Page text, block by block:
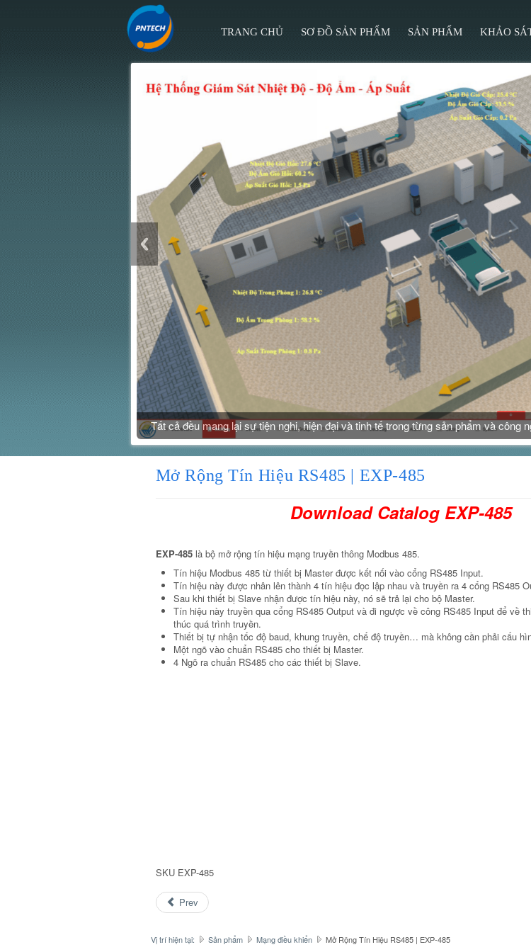
TRANG CHỦ SƠ ĐỒ SẢN PHẨM SẢN PHẨM KHẢO
Tất cả đều mang lại sự tiện nghi, hiện đại và tinh tế trong từng sản phẩm và công
Mở Rộng Tín Hiệu RS485 | EXP-485
Download Catalog EXP-485
EXP-485là bộ mở rộng tín hiệu mạng truyền thông Modbus 485.
Tín hiệu Modbus 485 từ thiết bị Master được kết nối vào cổng RS485 Input.
Tín hiệu này được nhân lên thành 4 tín hiệu đọc lập nhau và truyền ra 4 cổng RS485
Sau khi thiết bị Slave nhận được tín hiệu này, nó sẽ trả lại cho bộ Master.
Tín hiệu này truyền qua cổng RS485 Output và đi ngược về công RS485 Input để về
thúc quá trình truyền.
Thiết bị tự nhận tốc độ baud, khung truyền, chế độ truyền… mà không cần phải cấu
Một ngõ vào chuẩn RS485 cho thiết bị Master.
4 Ngõ ra chuẩn RS485 cho các thiết bị Slave.
SKU EXP-485
Prev
Vị trí hiện tại: Sản phẩm Mạng điều khiển Mở Rộng Tín Hiệu RS485 | EXP-485